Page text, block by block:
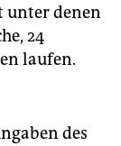
unter denen
24
laufen.
des